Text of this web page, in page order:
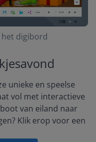
digibord
unieke en speelse
vol met interactieve
van eiland naar
Klik erop voor een